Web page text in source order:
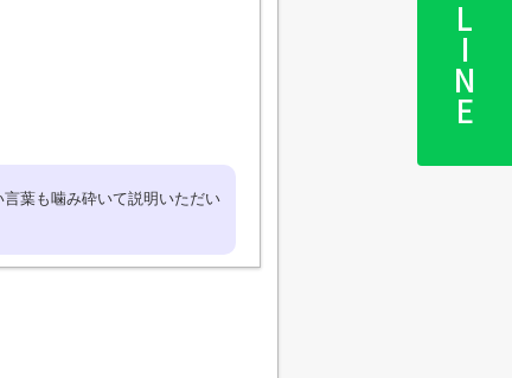
LINE
葉も噛み砕いて説明いただい